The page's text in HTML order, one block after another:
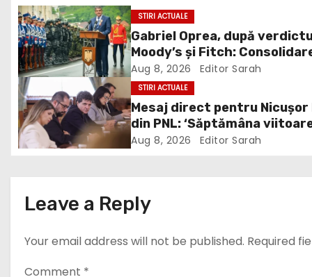
n
a
v
i
g
i
o
STIRI ACTUALE
Gabriel Oprea, după
Moody’s și Fitch:
bugetară nu trebuie făcută
umerii militarilor și
Aug 8, 2026 Editor Sarah
STIRI ACTUALE
Mesaj direct pentru Nicușor
din PNL: ‘Săptămâna
iasă fum alb de la Cotroceni’
Aug 8, 2026 Editor Sarah
Leave a Reply
Your email address will not be published. Required
Comment *